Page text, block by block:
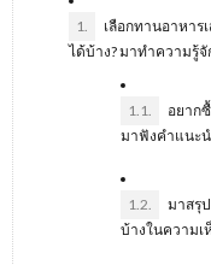
1.
เลือกทานอาหา
ได้บ้าง? มาทำความรู้
1.1.
อยาก
มาฟังคำแนะน
1.2.
มาสรุ
บ้างในความเ